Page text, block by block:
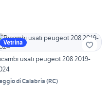
Vetrina
usati peugeot 208 2019-
di Calabria (RC)